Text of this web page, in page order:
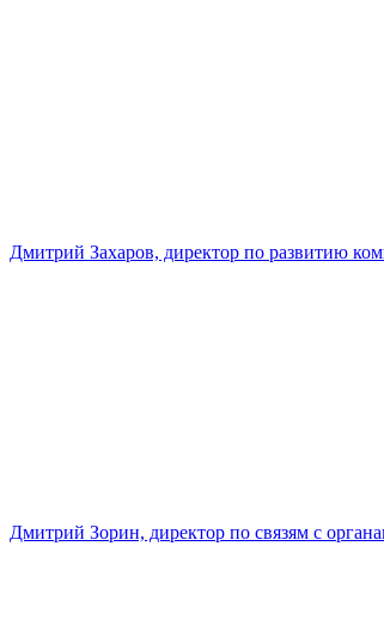
Дмитрий Захаров, директор по развитию
Дмитрий Зорин, директор по связям с